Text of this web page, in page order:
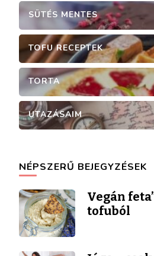
SÜTÉS MENTES
TOFU RECEPTEK
TORTA
UTAZÁSAIM
NÉPSZERŰ BEJEGYZÉSEK
Vegán
tofuból